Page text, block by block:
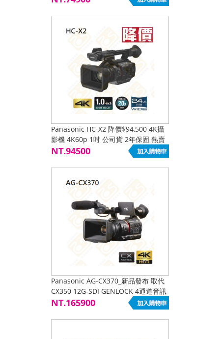
Panasonic HC-X2 降價$94,500 4K攝
影機 4K60p 1吋 公司貨 2年保固 熱賣
促銷降價
NT.94500
Panasonic AG-CX370_新品發布 取代
CX350 12G-SDI GENLOCK 4通道音訊
輸入
NT.165900